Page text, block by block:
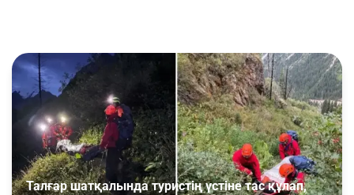
Талғар шатқалында туристің үстіне тас құлап,